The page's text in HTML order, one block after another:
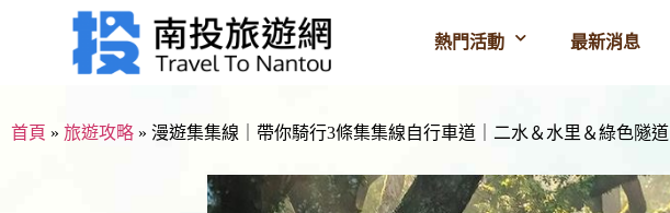
熱門活動 最新消息
首頁 » 旅遊攻略 » 漫遊集集線｜帶你騎行3條集集線自行車道｜二水＆水里＆綠色隧道